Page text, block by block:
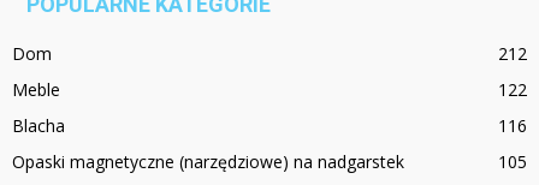
Dom
212
Meble
122
Blacha
116
Opaski magnetyczne (narzędziowe) na nadgarstek
105